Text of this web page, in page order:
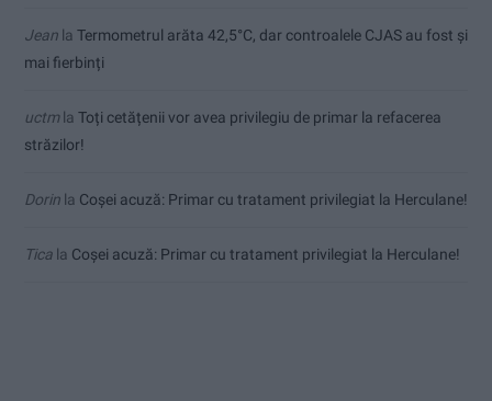
Jean la Termometrul arăta 42,5°C, dar controalele CJAS au fost și
mai fierbinți
uctmla Toți cetățenii vor avea privilegiu de primar la refacerea
străzilor!
Dorin la Coșei acuză: Primar cu tratament privilegiat la Herculane!
Tica la Coșei acuză: Primar cu tratament privilegiat la Herculane!